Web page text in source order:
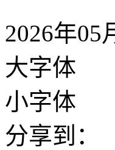
2026年
大字体
小字体
分享到：